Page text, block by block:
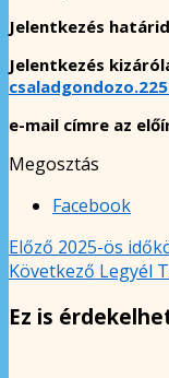
Jelentkezés
Jelentkezés
e-mail címre az
Megosztás
Facebook
Előző 2025-ös
Következő Legyél
Ez is